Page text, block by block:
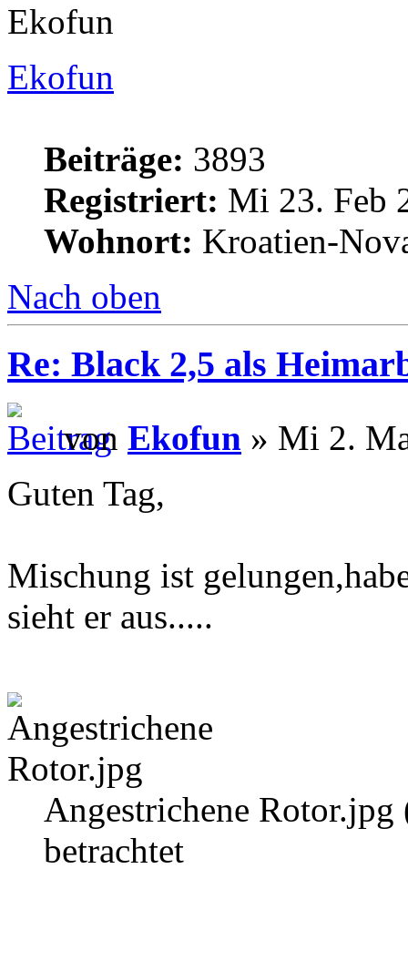
Ekofun
Ekofun
Beiträge: 3893
Registriert: Mi 23. Feb
Wohnort: Kroatien-
Nach oben
Re: Black 2,5 als
von Ekofun » Mi 2.
Guten Tag,
Mischung ist
sieht er aus.....
Angestrichene
betrachtet